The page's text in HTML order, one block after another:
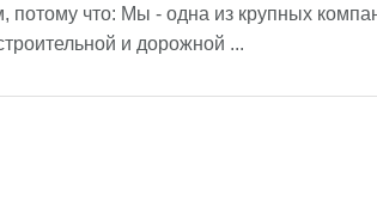
что: Мы - одна из крупных
и дорожной ...